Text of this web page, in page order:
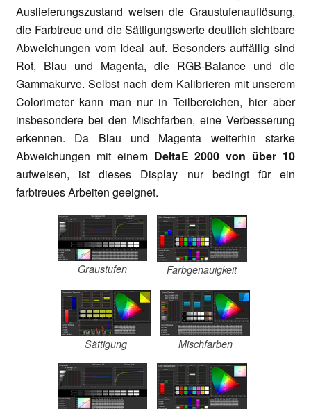
Auslieferungszustand weisen die Graustufenauflösung,
die Farbtreue und die Sättigungswerte deutlich sichtbare
Abweichungen vom Ideal auf. Besonders auffällig sind
Rot, Blau und Magenta, die RGB-Balance und die
Gammakurve. Selbst nach dem Kalibrieren mit unserem
Colorimeter kann man nur in Teilbereichen, hier aber
insbesondere bei den Mischfarben, eine Verbesserung
erkennen. Da Blau und Magenta weiterhin starke
Abweichungen mit einem DeltaE 2000 von über 10
aufweisen, ist dieses Display nur bedingt für ein
farbtreues Arbeiten geeignet.
Graustufen Farbgenauigkeit
Sättigung Mischfarben